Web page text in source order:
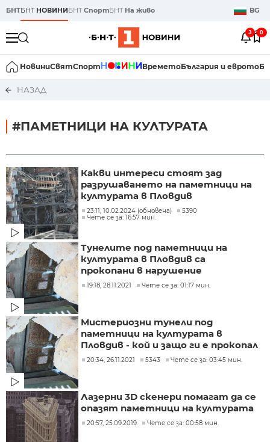
БНТБНТ НОВИНИБНТСпортБНТ На живо BG
3 0
НовиниСвятСпорт ВреметоБългария и еврото
НАЗАД
#ПАМЕТНИЦИ НА КУЛТУРАТА
Какви интереси стоят зад
разрушаването на паметници на
културата в Пловдив
23:11, 10.02.2024 (обновена)
5390
Чете се за: 16:57 мин.
Тунелите под паметници на
културата в Пловдив са
прокопани в нарушение
19:18, 28.11.2021 Чете се за: 01:17 мин.
Мистериозни тунели под
паметници на културата в
Пловдив - кой и защо ги е прокопал
20:34, 26.11.2021 5343 Чете се за: 03:45 мин.
Лазерни 3D скенери помагат да се
опазят паметници на културата
20:57, 25.09.2019 Чете се за: 00:58 мин.